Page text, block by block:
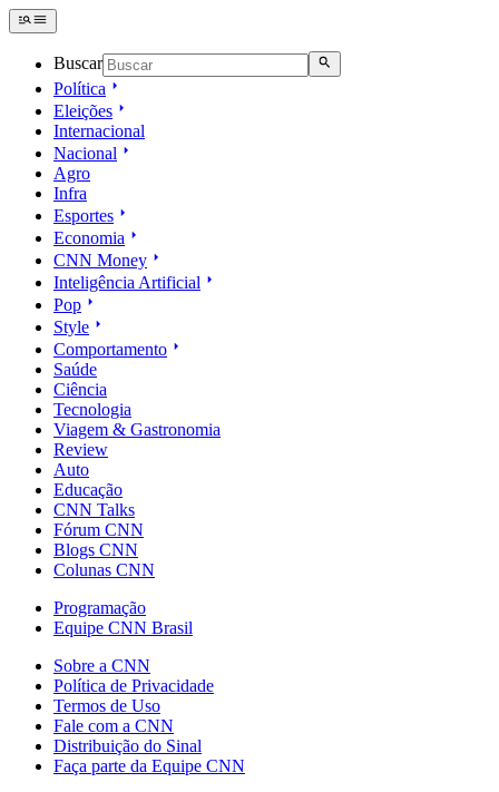
Buscar
Política
Eleições
Internacional
Nacional
Agro
Infra
Esportes
Economia
CNN Money
Inteligência Artificial
Pop
Style
Comportamento
Saúde
Ciência
Tecnologia
Viagem & Gastronomia
Review
Auto
Educação
CNN Talks
Fórum CNN
Blogs CNN
Colunas CNN
Programação
Equipe CNN Brasil
Sobre a CNN
Política de Privacidade
Termos de Uso
Fale com a CNN
Distribuição do Sinal
Faça parte da Equipe CNN